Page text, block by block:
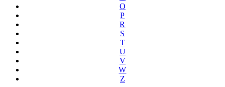
O
P
R
S
T
U
V
W
Z